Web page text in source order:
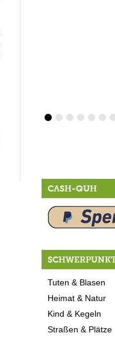
CASH-QUH
Tuten & Blasen
Heimat & Natur
Kind & Kegeln
Straßen & Plätze